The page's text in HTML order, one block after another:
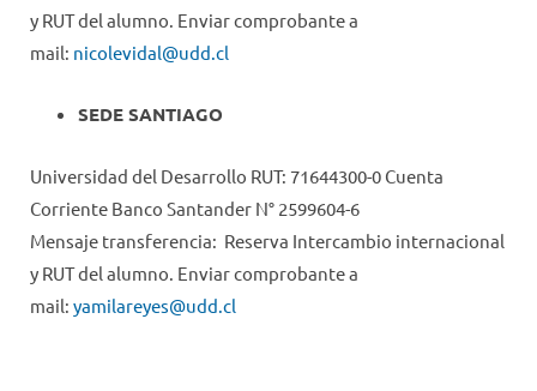
y RUT del alumno. Enviar comprobante a
mail: nicolevidal@udd.cl
SEDE SANTIAGO
Universidad del Desarrollo RUT: 71644300-0 Cuenta
Corriente Banco Santander N° 2599604-6
Mensaje transferencia: Reserva Intercambio internacional
y RUT del alumno. Enviar comprobante a
mail: yamilareyes@udd.cl